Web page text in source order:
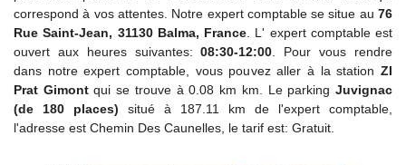
correspond à vos attentes. Notre expert comptable se situe au 76
Rue Saint-Jean, 31130 Balma, France . L' expert comptable est
ouvert aux heures suivantes:08:30-12:00 . Pour vous rendre
dans notre expert comptable, vous pouvez aller à la station ZI
Prat Gimontqui se trouve à 0.08 km km. Le parkingJuvignac
(de 180 places) situé à 187.11 km de l'expert comptable,
l'adresse est Chemin Des Caunelles, le tarif est: Gratuit.